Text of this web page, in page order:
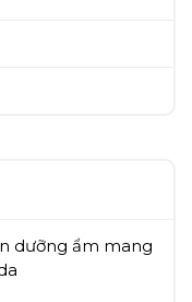
dưỡng ẩm mang